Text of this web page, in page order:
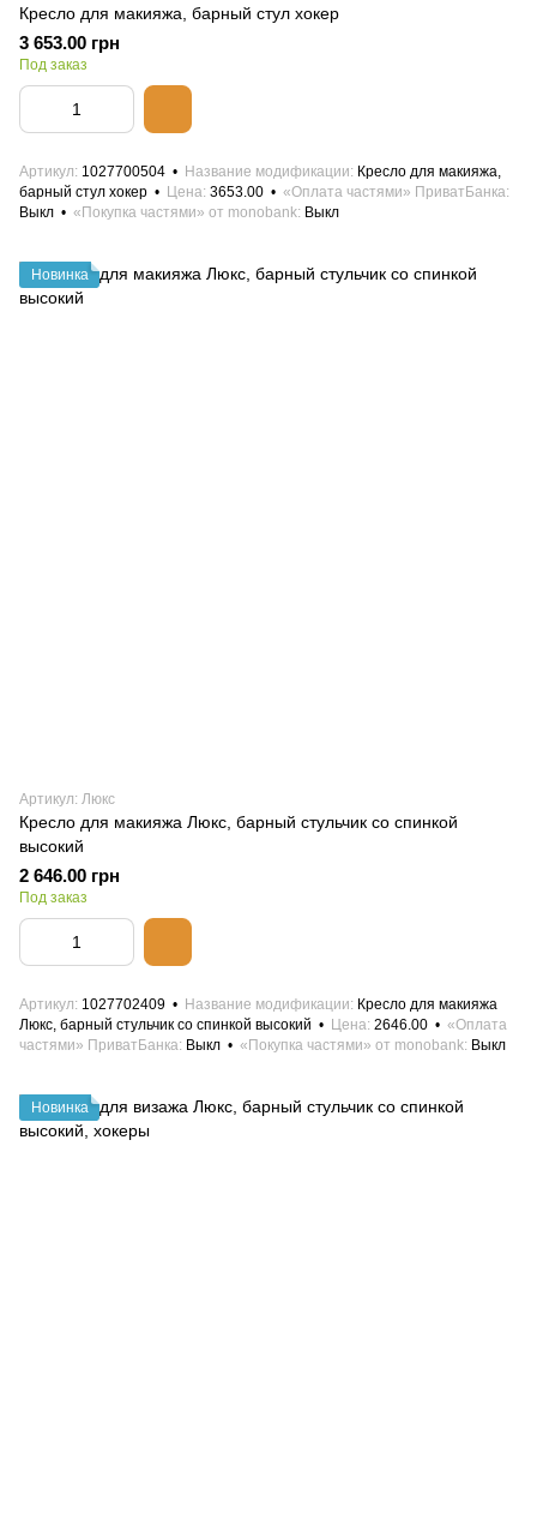
Кресло для макияжа, барный стул хокер
3 653.00 грн
Под заказ
Артикул 1027700504 Название модификации
Кресло для макияжа,
барный стул хокер
Цена 3653.00
«Оплата частями» ПриватБанка
Выкл
«Покупка частями» от monobank Выкл
Новинка
Артикул: Люкс
Кресло для макияжа Люкс, барный стульчик со спинкой
высокий
2 646.00 грн
Под заказ
Артикул 1027702409 Название модификации
Кресло для макияжа
Люкс, барный стульчик со спинкой высокий
Цена 2646.00
«Оплата
частями» ПриватБанка Выкл «Покупка частями» от monobank Выкл
Новинка